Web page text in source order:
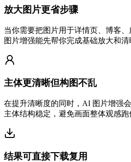
放大图片更省步骤
当你需要把图片用于详情页、博客
图片增强能先帮你完成基础放大和清
主体更清晰但构图不乱
在提升清晰度的同时，AI 图片增强
主体结构稳定，避免画面整体观感跑
结果可直接下载复用